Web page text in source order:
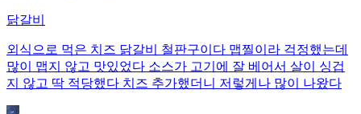
닭갈비
외식으로 먹은 치즈 닭갈비 철판구이다 맵찔이라 걱정했는데
많이 맵지 않고 맛있었다 소스가 고기에 잘 베어서 살이 싱겁
지 않고 딱 적당했다 치즈 추가했더니 저렇게나 많이 나왔다